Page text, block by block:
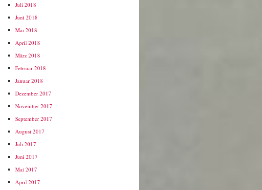
Juli 2018
Juni 2018
Mai 2018
April 2018
März 2018
Februar 2018
Januar 2018
Dezember 2017
November 2017
September 2017
August 2017
Juli 2017
Juni 2017
Mai 2017
April 2017